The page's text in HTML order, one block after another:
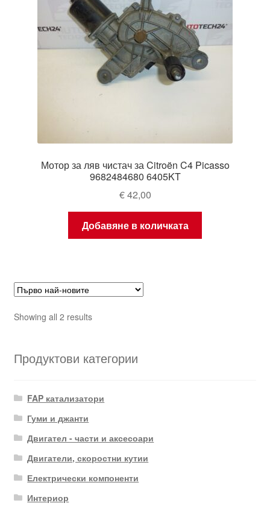
Мотор за ляв чистач за Citroën C4 Picasso
9682484680 6405KT
€42,00
Добавяне в количката
Showing all 2 resultsSorted
Продуктови категории
FAP катализатори
Гуми и джанти
Двигател - части и аксесоари
Двигатели, скоростни кутии
Електрически компоненти
Интериор